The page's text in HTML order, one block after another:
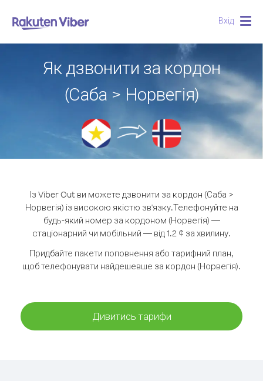
Вхід
Як дзвонити за кордон
(Саба > Норвегія)
Із Viber Out ви можете дзвонити за кордон (Саба >
Норвегія) із високою якістю зв'язку.Телефонуйте на
будь-який номер за кордоном (Норвегія) —
стаціонарний чи мобільний — від 1.2 ¢ за хвилину.
Придбайте пакети поповнення або тарифний план,
щоб телефонувати найдешевше за кордон (Норвегія).
Дивитись тарифи